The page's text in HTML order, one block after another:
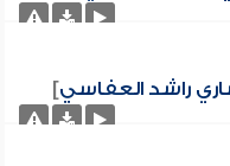
راشد العفاسي]